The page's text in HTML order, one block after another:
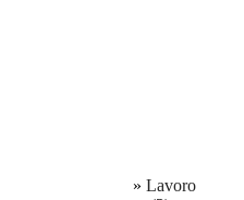
Lavoro